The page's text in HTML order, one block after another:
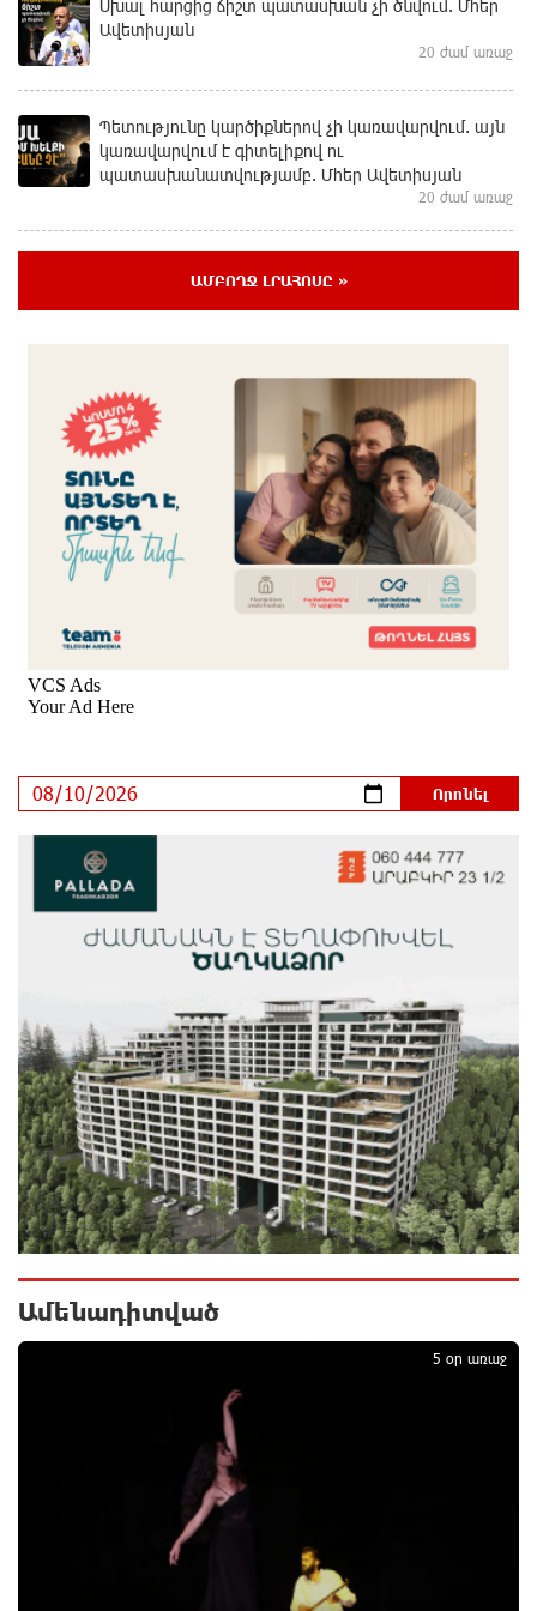
Սխալ հարցից ճիշտ պատասխան չի ծնվում. Մհեր
Ավետիսյան
20 ժամ առաջ
Պետությունը կարծիքներով չի կառավարվում. այն
կառավարվում է գիտելիքով ու
պատասխանատվությամբ. Մհեր Ավետիսյան
20 ժամ առաջ
էլեկտրակայանը կկառուցվի Ամուրի մարզում
20 ժամ առաջ
Օգոստոսի 10-ից 13-ը գազանջատումներ են
սպասվում
1 օր առաջ
Գերմանիայում ցույց է անցկացվել Մերցի
կառավարության դեմ
1 օր առաջ
Մոդին համաշխարհային ռեկորդ է սահմանել. 303
միլիոն դիտում՝ 24 ժամում
հարավկորեական App Store-ում շրջանցել է
նույնիսկ Google Maps-ը
Ռուսաստանի տարածքում ոչնչացվել է
ուկրաինական 360 անօդաչու թռչող սարք
Օգոստոսի 10-ին, 11-ին, 12-ին, 13-ին, 14-ին, 17-ին,
18-ին և 20-ին հարյուրավոր հասցեներում լույս չի
լինելու
1 օր առաջ
Ողբերգական դեպք՝ Երևանում․ Կիևյան կամրջի
տակ հայտնաբերվել է տղամարդու մարմին
1 օր առաջ
Ադրբեջանի Սարով գյուղում տանը 18-ամյա աղջկա
դի է հայտնաբերվել
Հայհիդրոմետի տնօրենը գրել է
Արտակարգ դեպք՝ Երևանում․ կոտրել են «Հույս
բոլոր մարդկանց» հիմնադրամի շենքի
պատուհաններն ու դռները
ԱՄԲՈՂՋ ԼՐԱՀՈՍԸ »
Ամենադիտված
5 օր առաջ
1